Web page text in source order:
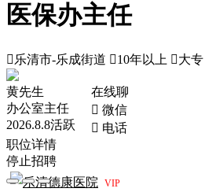
医保办主任
 乐清市-乐成街道 10年以上 大专
黄先生
办公室主任
2026.8.8活跃
在线聊
 微信
 电话
职位详情
停止招聘
乐清德康医院
VIP